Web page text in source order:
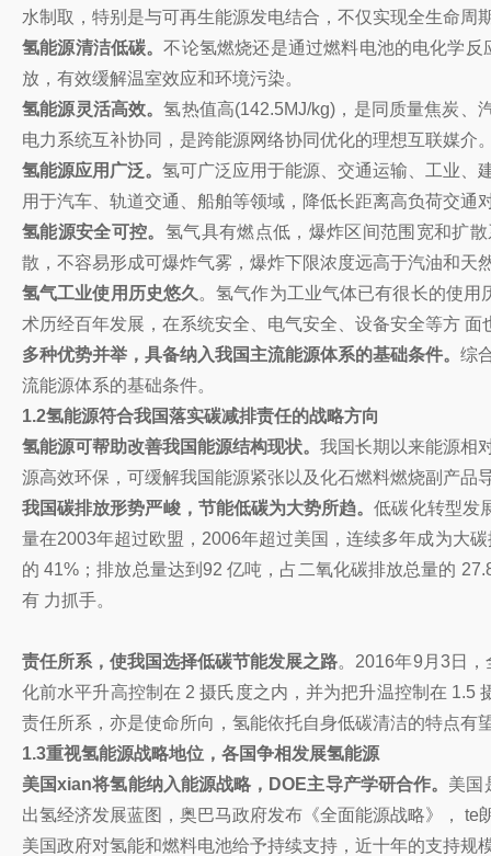
水制取，特别是与可再生能源发电结合，不仅实现全生命周
氢能源清洁低碳。不论氢燃烧还是通过燃料电池的电化学
放，有效缓解温室效应和环境污染。
氢能源灵活高效。氢热值高(142.5MJ/kg)，是同质量焦炭、
电力系统互补协同，是跨能源网络协同优化的理想互联媒介
氢能源应用广泛。 氢可广泛应用于能源、交通运输、工业、
用于汽车、轨道交通、船舶等领域，降低长距离高负荷交
氢能源安全可控。 氢气具有燃点低，爆炸区间范围宽和扩
散，不容易形成可爆炸气雾，爆炸下限浓度远高于汽油和
氢气工业使用历史悠久 。氢气作为工业气体已有很长的使
术历经百年发展，在系统安全、电气安全、设备安全等方
多种优势并举，具备纳入我国主流能源体系的基础条件。 综
流能源体系的基础条件。
1.2氢能源符合我国落实碳减排责任的战略方向
氢能源可帮助改善我国能源结构现状。 我国长期以来能源相
源高效环保，可缓解我国能源紧张以及化石燃料燃烧副产
我国碳排放形势严峻，节能低碳为大势所趋。低碳化转型发
量在2003年超过欧盟，2006年超过美国，连续多年成为大
的 41%；排放总量达到92 亿吨，占二氧化碳排放总量的
有 力抓手。
责任所系，使我国选择低碳节能发展之路。2016年9月3日
化前水平升高控制在 2 摄氏度之内，并为把升温控制在 1.5
责任所系，亦是使命所向，氢能依托自身低碳清洁的特点有
1.3重视氢能源战略地位，各国争相发展氢能源
美国xian将氢能纳入能源战略，DOE主导产学研合作。 美国
出氢经济发展蓝图，奥巴马政府发布《全面能源战略》，
美国政府对氢能和燃料电池给予持续支持，近十年的支持